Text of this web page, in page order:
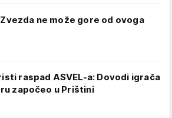
ne može gore od ovoga
raspad ASVEL-a: Dovodi igrača
započeo u Prištini